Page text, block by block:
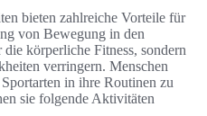
bieten zahlreiche Vorteile für
von Bewegung in den
körperliche Fitness, sondern
verringern. Menschen
in ihre Routinen zu
sie folgende Aktivitäten